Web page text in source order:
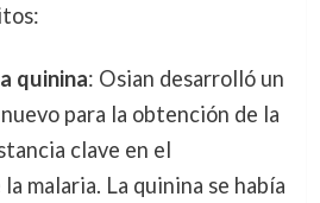
quinina: Osian desarrolló un
para la obtención de la
clave en el
malaria. La quinina se había